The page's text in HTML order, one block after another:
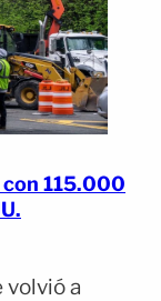
115.000
volvió a